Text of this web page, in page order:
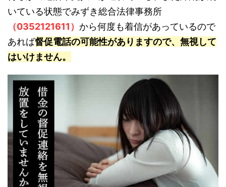
いている状態でみずき総合法律事務所
（0352121611） から何度も着信があっているので
あれば督促電話の可能性がありますので、無視して
はいけません。